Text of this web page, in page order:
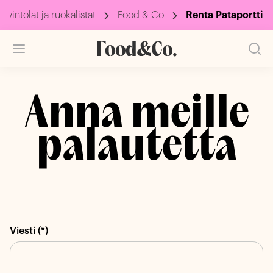
ja ruokalistat Food & Co Renta Pataportti
Anna meille
palautetta
Viesti